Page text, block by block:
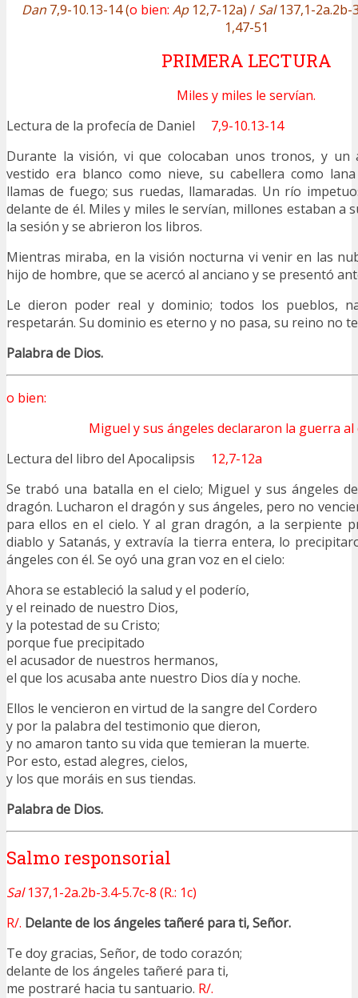
Dan 7,9-10.13-14 (o bien: Ap12,7-12a) / Sal137,1-2a.2b-
1,47-51
PRIMERA LECTURA
Miles y miles le servían.
Lectura de la profecía de Daniel 7,9-10.13-14
Durante la visión, vi que colocaban unos tronos, y un
vestido era blanco como nieve, su cabellera como
llamas de fuego; sus ruedas, llamaradas. Un río
delante de él. Miles y miles le servían, millones estaban a
la sesión y se abrieron los libros.
Mientras miraba, en la visión nocturna vi venir en las
hijo de hombre, que se acercó al anciano y se presentó
Le dieron poder real y dominio; todos los pueblos,
respetarán. Su dominio es eterno y no pasa, su reino no
Palabra de Dios.
o bien:
Miguel y sus ángeles declararon la guerra
Lectura del libro del Apocalipsis 12,7-12a
Se trabó una batalla en el cielo; Miguel y sus ángeles
dragón. Lucharon el dragón y sus ángeles, pero no
para ellos en el cielo. Y al gran dragón, a la serpiente
diablo y Satanás, y extravía la tierra entera, lo
ángeles con él. Se oyó una gran voz en el cielo:
Ahora se estableció la salud y el poderío,
y el reinado de nuestro Dios,
y la potestad de su Cristo;
porque fue precipitado
el acusador de nuestros hermanos,
el que los acusaba ante nuestro Dios día y noche.
Ellos le vencieron en virtud de la sangre del Cordero
y por la palabra del testimonio que dieron,
y no amaron tanto su vida que temieran la muerte.
Por esto, estad alegres, cielos,
y los que moráis en sus tiendas.
Palabra de Dios.
Salmo responsorial
Sal137,1-2a.2b-3.4-5.7c-8 (R.: 1c)
R/. Delante de los ángeles tañeré para ti, Señor.
Te doy gracias, Señor, de todo corazón;
delante de los ángeles tañeré para ti,
me postraré hacia tu santuario. R/.